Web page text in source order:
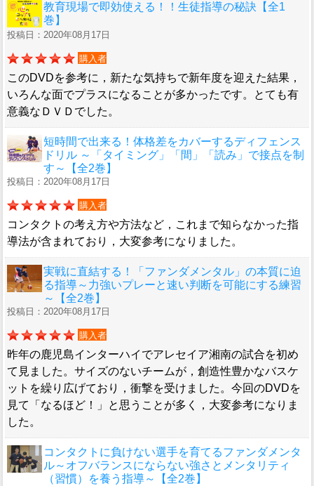
教育現場で即効使える！！生徒指導の秘訣【全1
巻】
投稿日：2020年08月17日
購入者
このDVDを参考に，新たな気持ちで新年度を迎えた結果，
いろんな面でプラスになることが多かったです。とても有
意義なＤＶＤでした。
短時間で出来る！体格差をカバーするディフェンス
ドリル ～「タイミング」「間」「読み」で接点を制
す～【全2巻】
投稿日：2020年08月17日
購入者
コンタクトの考え方や方法など，これまで知らなかった指
導法が含まれており，大変参考になりました。
実戦に直結する！「ファンダメンタル」の本質に迫
る指導～力強いプレーと速い判断を可能にする練習
～【全2巻】
投稿日：2020年08月17日
購入者
昨年の鹿児島インターハイでアレセイア湘南の試合を初め
て見ました。サイズのないチームが，創造性豊かなバスケ
ットを繰り広げており，衝撃を受けました。今回のDVDを
見て「なるほど！」と思うことが多く，大変参考になりま
した。
コンタクトに負けない選手を育てるファンダメンタ
ル～オフバランスにならない強さとメンタリティ
（習慣）を養う指導～【全2巻】